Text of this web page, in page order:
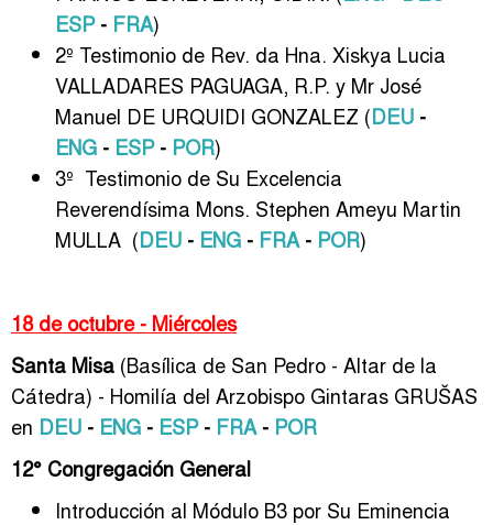
ESP- FRA)
2º Testimonio de Rev. da Hna. Xiskya Lucia
VALLADARES PAGUAGA, R.P. y Mr José
Manuel DE URQUIDI GONZALEZ (DEU -
ENG - ESP- POR)
3º Testimonio de Su Excelencia
Reverendísima Mons. Stephen Ameyu Martin
MULLA (DEU - ENG - FRA- POR)
18 de octubre - Miércoles
Santa Misa (Basílica de San Pedro - Altar de la
Cátedra) - Homilía del Arzobispo Gintaras GRUŠAS
en DEU - ENG - ESP- FRA- POR
12° Congregación General
Introducción al Módulo B3 por Su Eminencia